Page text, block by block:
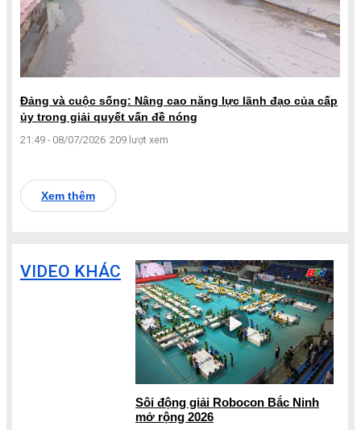
Đảng và cuộc sống: Nâng cao năng lực lãnh đạo của cấp
ủy trong giải quyết vấn đề nóng
21:49 - 08/07/2026 209 lượt xem
Xem thêm
VIDEO KHÁC
Sôi động giải Robocon Bắc Ninh
mở rộng 2026